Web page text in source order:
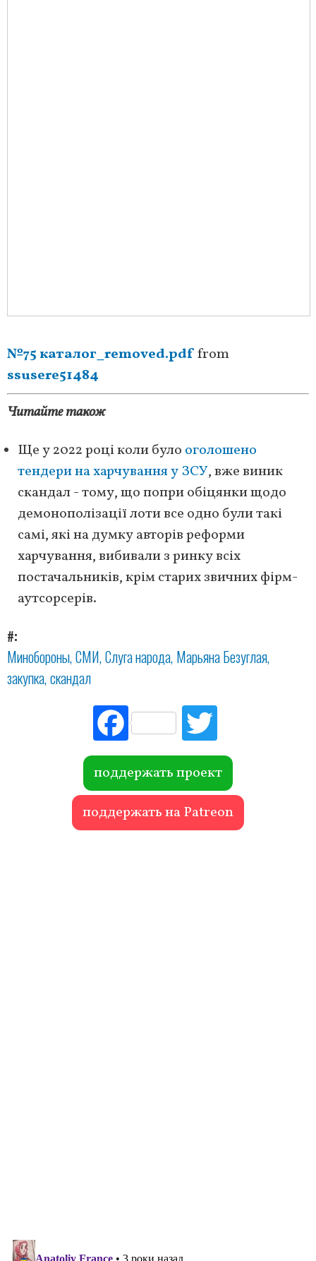
№75 каталог_removed.pdffrom
ssusere51484
Читайте також
Ще у 2022 році коли було оголошено
тендери на харчування у ЗСУ, вже виник
скандал - тому, що попри обіцянки щодо
демонополізації лоти все одно були такі
самі, які на думку авторів реформи
харчування, вибивали з ринку всіх
постачальників, крім старих звичних фірм-
аутсорсерів.
#
Минобороны СМИ Слуга народа Марьяна Безуглая
закупка скандал
Fac
ebo
ok r
поддержать проект
поддержать на Patreon